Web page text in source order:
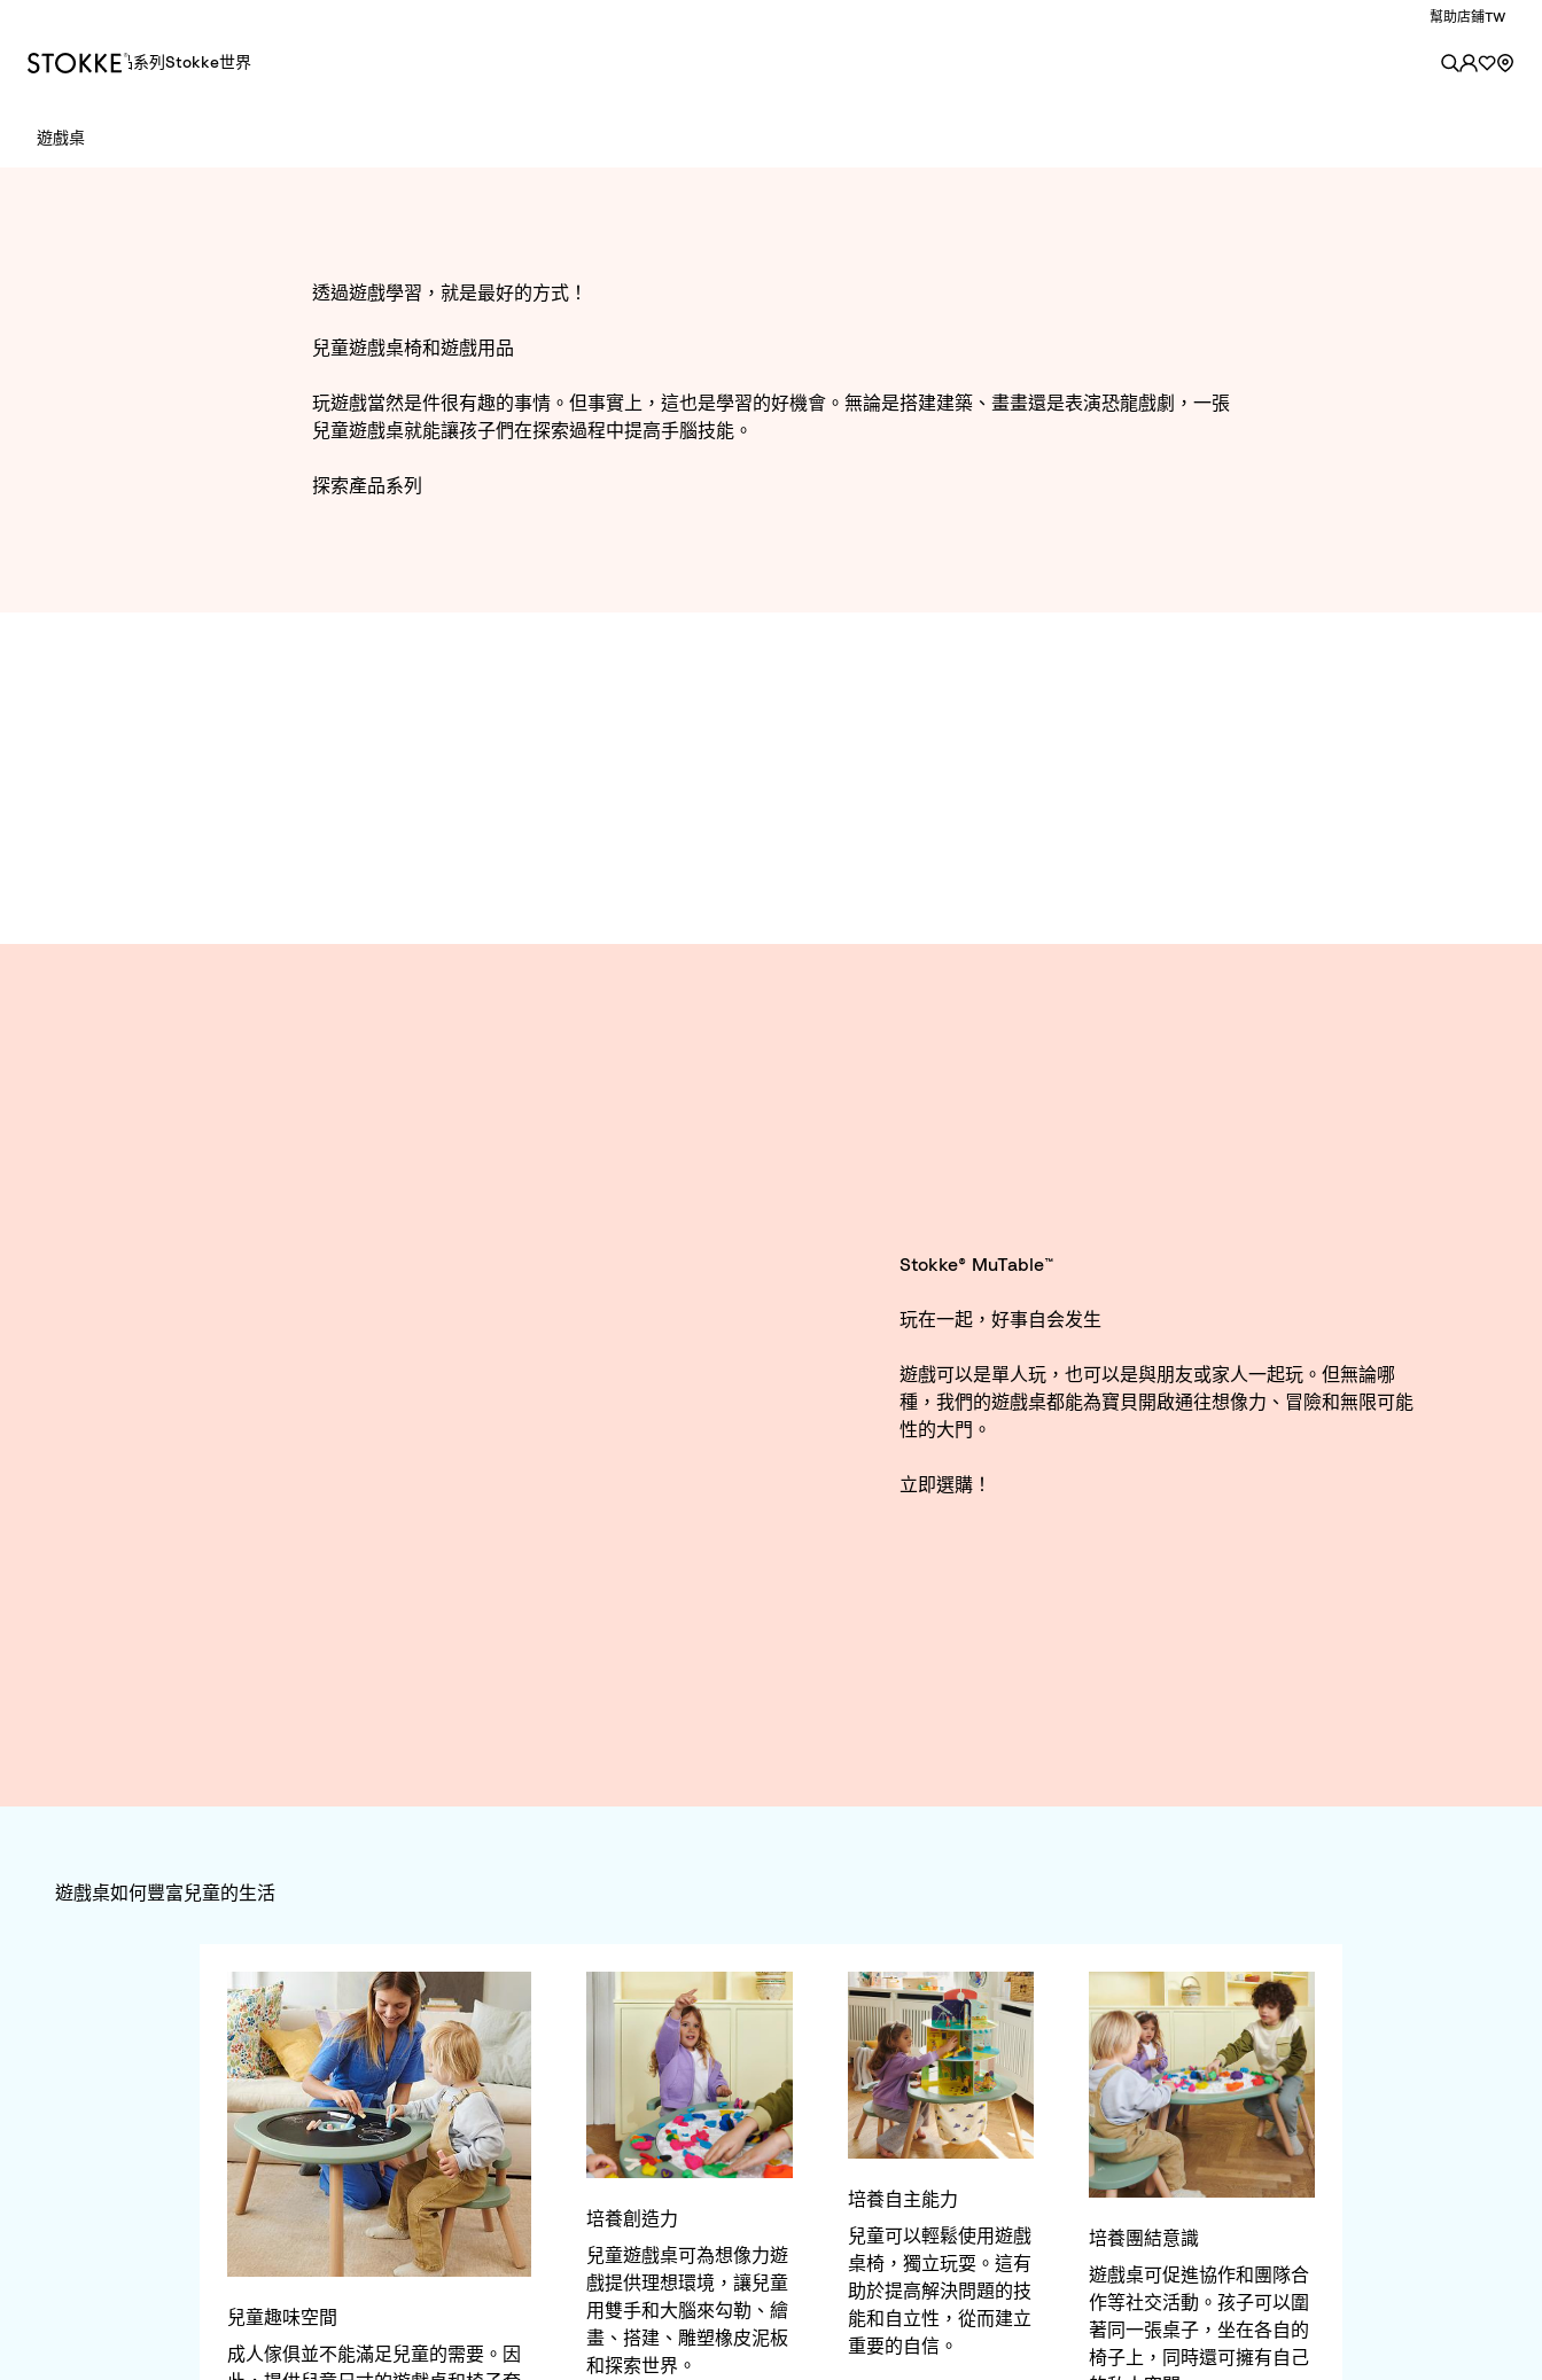
幫助店鋪TW
產品系列Stokke世界
遊戲桌
透過遊戲學習，就是最好的方式！​
兒童遊戲桌椅和遊戲用品
玩遊戲當然是件很有趣的事情。但事實上，這也是學習的好機會。無論是搭建建築、畫畫還是表演恐龍戲劇，一張
兒童遊戲桌就能讓孩子們在探索過程中提高手腦技能。
探索產品系列
Stokke® MuTable™
玩在一起，好事自会发生
遊戲可以是單人玩，也可以是與朋友或家人一起玩。但無論哪
種，我們的遊戲桌都能為寶貝開啟通往想像力、冒險和無限可能
性的大門。
立即選購！
遊戲桌如何豐富兒童的生活
兒童趣味空間
成人傢俱並不能滿足兒童的需要。因
培養創造力
兒童遊戲桌可為想像力遊
戲提供理想環境，讓兒童
用雙手和大腦來勾勒、繪
畫、搭建、雕塑橡皮泥板
和探索世界。
培養自主能力
兒童可以輕鬆使用遊戲
桌椅，獨立玩耍。這有
助於提高解決問題的技
能和自立性，從而建立
重要的自信。
培養團結意識
遊戲桌可促進協作和團隊合
作等社交活動。孩子可以圍
著同一張桌子，坐在各自的
椅子上，同時還可擁有自己